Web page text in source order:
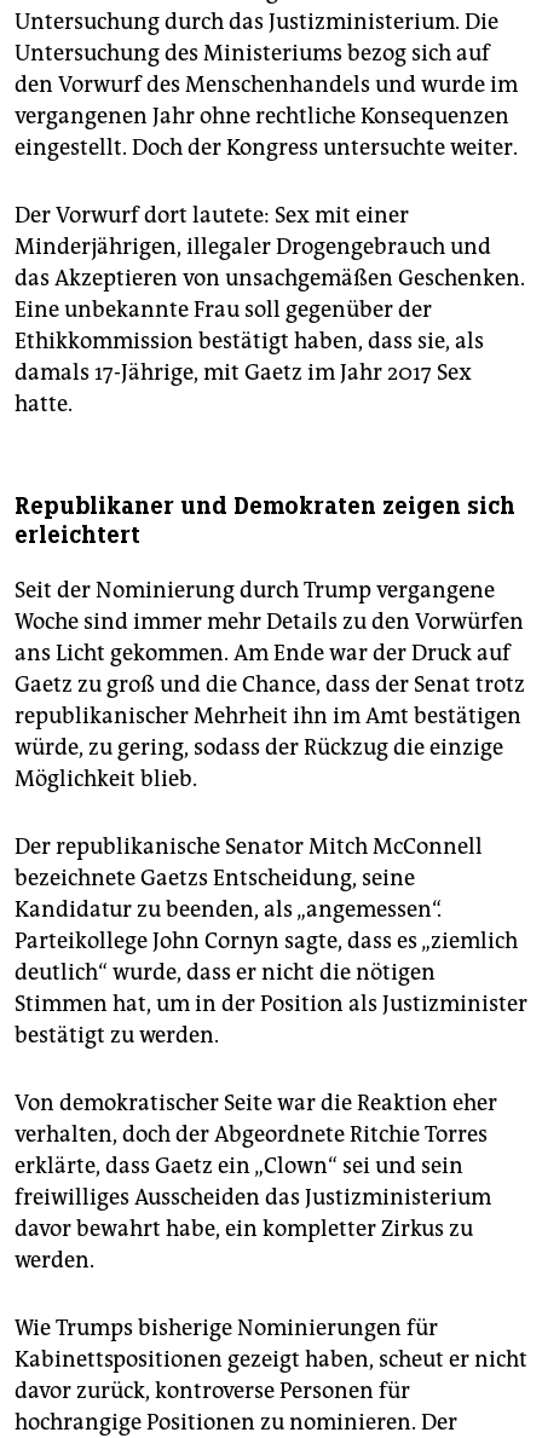
Untersuchung durch das Justizministerium. Die
Untersuchung des Ministeriums bezog sich auf
den Vorwurf des Menschenhandels und wurde im
vergangenen Jahr ohne rechtliche Konsequenzen
eingestellt. Doch der Kongress untersuchte weiter.
Der Vorwurf dort lautete: Sex mit einer
Minderjährigen, illegaler Drogengebrauch und
das Akzeptieren von unsachgemäßen Geschenken.
Eine unbekannte Frau soll gegenüber der
Ethikkommission bestätigt haben, dass sie, als
damals 17-Jährige, mit Gaetz im Jahr 2017 Sex
hatte.
Republikaner und Demokraten zeigen sich
erleichtert
Seit der Nominierung durch Trump vergangene
Woche sind immer mehr Details zu den Vorwürfen
ans Licht gekommen. Am Ende war der Druck auf
Gaetz zu groß und die Chance, dass der Senat trotz
republikanischer Mehrheit ihn im Amt bestätigen
würde, zu gering, sodass der Rückzug die einzige
Möglichkeit blieb.
Der republikanische Senator Mitch McConnell
bezeichnete Gaetzs Entscheidung, seine
Kandidatur zu beenden, als „angemessen“.
Parteikollege John Cornyn sagte, dass es „ziemlich
deutlich“ wurde, dass er nicht die nötigen
Stimmen hat, um in der Position als Justizminister
bestätigt zu werden.
Von demokratischer Seite war die Reaktion eher
verhalten, doch der Abgeordnete Ritchie Torres
erklärte, dass Gaetz ein „Clown“ sei und sein
freiwilliges Ausscheiden das Justizministerium
davor bewahrt habe, ein kompletter Zirkus zu
werden.
Wie Trumps bisherige Nominierungen für
Kabinettspositionen gezeigt haben, scheut er nicht
davor zurück, kontroverse Personen für
hochrangige Positionen zu nominieren. Der